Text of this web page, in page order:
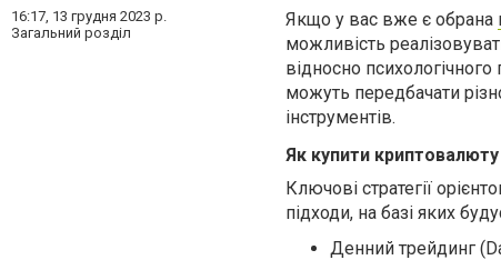
16:17, 13 грудня 2023 р.
Загальний розділ
Якщо у вас вже є обрана
можливість
відносно
можуть передбачати
інструментів.
Як купити криптовалюту
Ключові стратегії
підходи, на базі яких
Денний трейдинг